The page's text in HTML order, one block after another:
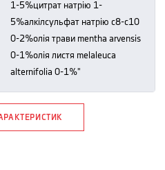
1-5%цитрат натрію 1-
5%алкілсульфат натрію c8-c10
0-2%олія трави mentha arvensis
0-1%олія листя melaleuca
alternifolia 0-1%"